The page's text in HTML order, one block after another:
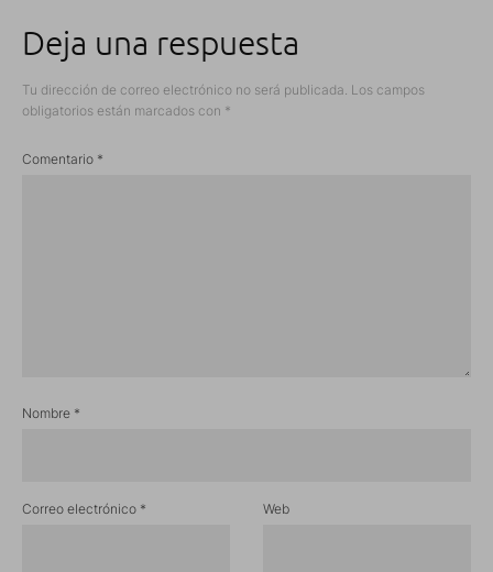
Deja una respuesta
Tu dirección de correo electrónico no será publicada. Los campos
obligatorios están marcados con *
Comentario *
Nombre *
Correo electrónico * Web